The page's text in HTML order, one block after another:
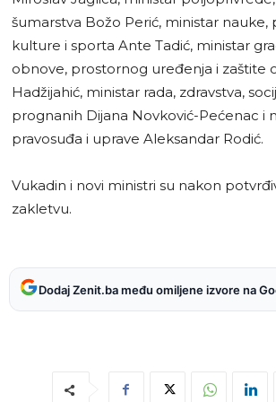
šumarstva Božo Perić, ministar nauke,
kulture i sporta Ante Tadić, ministar
obnove, prostornog uređenja i zaštite
Hadžijahić, ministar rada, zdravstva,
prognanih Dijana Novković-Pećenac i
pravosuđa i uprave Aleksandar Rodić.
Vukadin i novi ministri su nakon
zakletvu.
Dodaj Zenit.ba među omiljene izvore na